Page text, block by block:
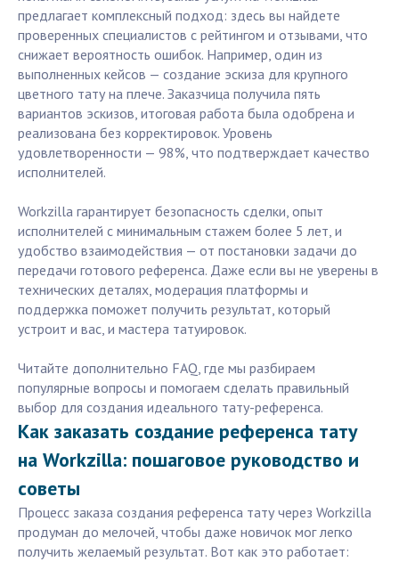
предлагает комплексный подход: здесь вы найдете
проверенных специалистов с рейтингом и отзывами, что
снижает вероятность ошибок. Например, один из
выполненных кейсов — создание эскиза для крупного
цветного тату на плече. Заказчица получила пять
вариантов эскизов, итоговая работа была одобрена и
реализована без корректировок. Уровень
удовлетворенности — 98%, что подтверждает качество
исполнителей.
Workzilla гарантирует безопасность сделки, опыт
исполнителей с минимальным стажем более 5 лет, и
удобство взаимодействия — от постановки задачи до
передачи готового референса. Даже если вы не уверены в
технических деталях, модерация платформы и
поддержка поможет получить результат, который
устроит и вас, и мастера татуировок.
Читайте дополнительно FAQ, где мы разбираем
популярные вопросы и помогаем сделать правильный
выбор для создания идеального тату-референса.
Как заказать создание референса тату
на Workzilla: пошаговое руководство и
советы
Процесс заказа создания референса тату через Workzilla
продуман до мелочей, чтобы даже новичок мог легко
получить желаемый результат. Вот как это работает: